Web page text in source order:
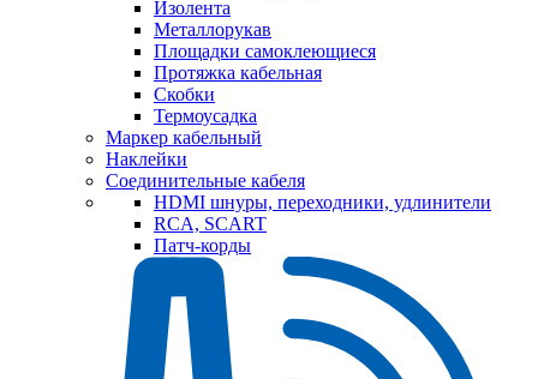
Изолента
Металлорукав
Площадки самоклеющиеся
Протяжка кабельная
Скобки
Термоусадка
Маркер кабельный
Наклейки
Соединительные кабеля
HDMI шнуры, переходники, удлинители
RCA, SCART
Патч-корды